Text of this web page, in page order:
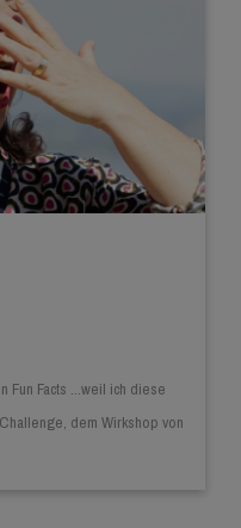
Fun Facts ...weil ich diese
dem Wirkshop von